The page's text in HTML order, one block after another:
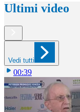
Ultimi video
Vedi tutti
00:39